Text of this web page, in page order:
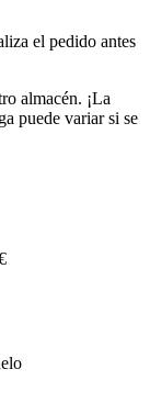
el pedido antes
almacén. ¡La
puede variar si se